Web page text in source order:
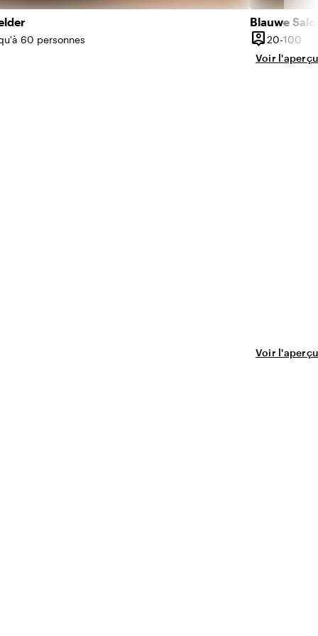
60 personnes
Blauwe
person_pin
Capacité
20-100
Voir l'aperçu
Voir l'aperçu